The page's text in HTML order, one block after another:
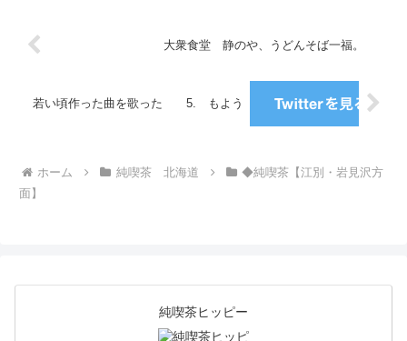
カ吸いながらやって、見事...大衆食堂 静のや、うどんそば一福。
若い頃作った曲を歌った 5. もよう
ホーム 純喫茶 北海道
◆純喫茶【江別・岩見沢方
面】
純喫茶ヒッピー